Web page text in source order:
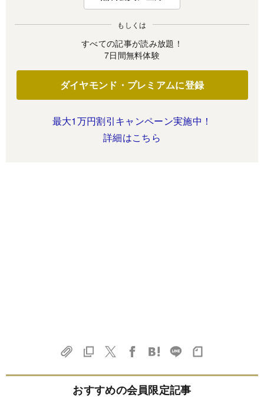
もしくは
すべての記事が読み放題！
7日間無料体験
ダイヤモンド・プレミアムに登録
最大1万円割引キャンペーン実施中！
詳細はこちら
おすすめの会員限定記事